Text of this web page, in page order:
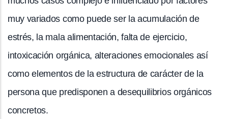
muy variados como puede ser la acumulación de
estrés, la mala alimentación, falta de ejercicio,
intoxicación orgánica, alteraciones emocionales así
como elementos de la estructura de carácter de la
persona que predisponen a desequilibrios orgánicos
concretos.